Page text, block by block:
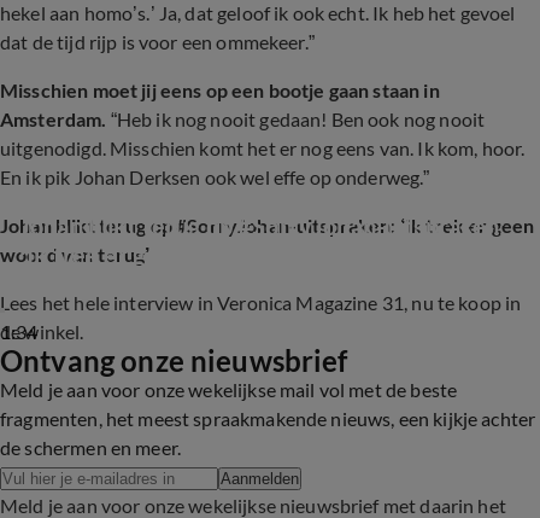
hekel aan homo’s.’ Ja, dat geloof ik ook echt. Ik heb het gevoel
dat de tijd rijp is voor een ommekeer.”
Misschien moet jij eens op een bootje gaan staan in
Amsterdam. “Heb ik nog nooit gedaan! Ben ook nog nooit
uitgenodigd. Misschien komt het er nog eens van. Ik kom, hoor.
En ik pik Johan Derksen ook wel effe op onderweg.”
Johan blikt terug op #SorryJohan-uitspraken: ‘Ik trek er geen
woord van terug’
1:34
Johan blikt terug op #SorryJohan-uitspraken:
‘Ik trek er geen woord van terug’
Lees het hele interview in Veronica Magazine 31, nu te koop in
de winkel.
Ontvang onze nieuwsbrief
Meld je aan voor onze wekelijkse mail vol met de beste
fragmenten, het meest spraakmakende nieuws, een kijkje achter
de schermen en meer.
Aanmelden
Meld je aan voor onze wekelijkse nieuwsbrief met daarin het